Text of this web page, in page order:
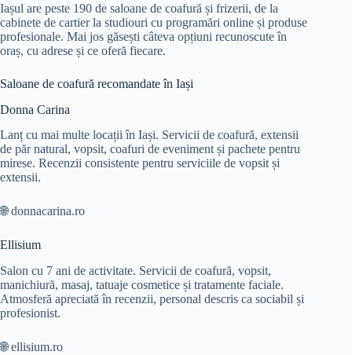
Iașul are peste 190 de saloane de coafură și frizerii, de la
cabinete de cartier la studiouri cu programări online și produse
profesionale. Mai jos găsești câteva opțiuni recunoscute în
oraș, cu adrese și ce oferă fiecare.
Saloane de coafură recomandate în Iași
Donna Carina
Lanț cu mai multe locații în Iași. Servicii de coafură, extensii
de păr natural, vopsit, coafuri de eveniment și pachete pentru
mirese. Recenzii consistente pentru serviciile de vopsit și
extensii.
🌐 donnacarina.ro
Ellisium
Salon cu 7 ani de activitate. Servicii de coafură, vopsit,
manichiură, masaj, tatuaje cosmetice și tratamente faciale.
Atmosferă apreciată în recenzii, personal descris ca sociabil și
profesionist.
🌐 ellisium.ro